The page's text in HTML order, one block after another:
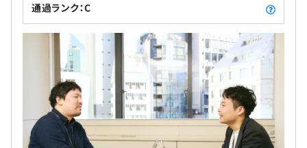
通過ランク：C